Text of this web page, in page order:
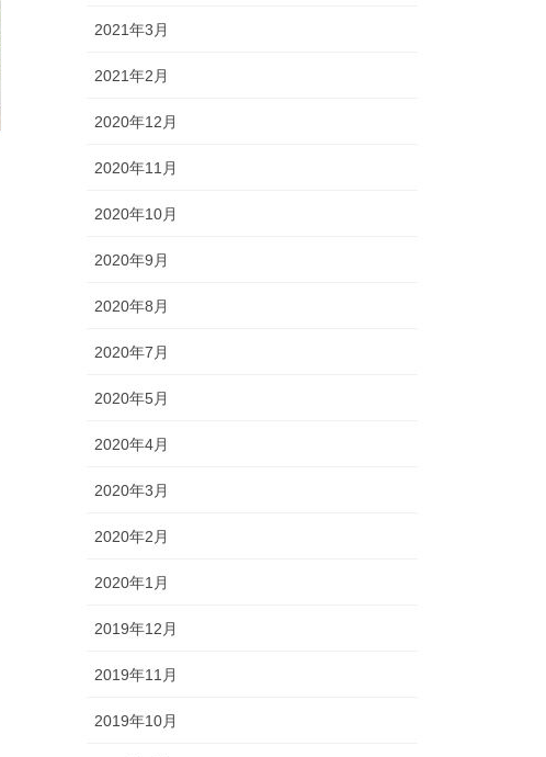
2021年3月
2021年2月
2020年12月
2020年11月
2020年10月
2020年9月
2020年8月
2020年7月
2020年5月
2020年4月
2020年3月
2020年2月
2020年1月
2019年12月
2019年11月
2019年10月